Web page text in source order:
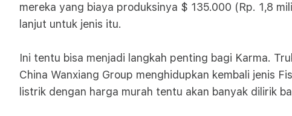
mereka yang biaya produksinya $ 135.000 (Rp. 1,8
lanjut untuk jenis itu.
Ini tentu bisa menjadi langkah penting bagi Karma.
China Wanxiang Group menghidupkan kembali jenis
listrik dengan harga murah tentu akan banyak dilirik